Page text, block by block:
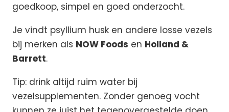
goedkoop, simpel en goed onderzocht.
Je vindt psyllium husk en andere losse vezels
bij merken als NOW Foods en Holland &
Barrett.
Tip: drink altijd ruim water bij
vezelsupplementen. Zonder genoeg vocht